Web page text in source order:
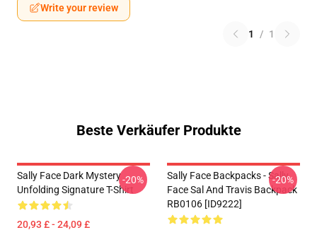
Write your review
1 / 1
Beste Verkäufer Produkte
Sally Face Dark Mystery
Unfolding Signature T-Shirt
20,93 £ - 24,09 £
-20%
Sally Face Backpacks - Sally
Face Sal And Travis Backpack
RB0106 [ID9222]
-20%